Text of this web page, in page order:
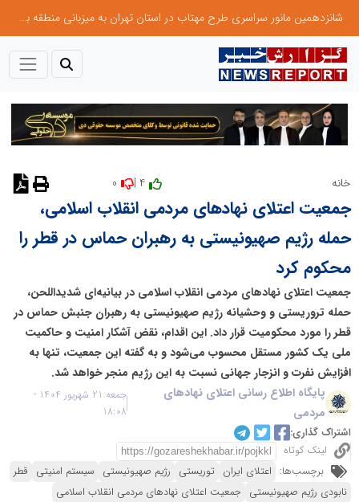
شانزدهمین مانور سراسری طرح مهتاب در استان تهران به میزبانی منطقه برق لواسان
خانه
جمعیت اعتلای نهادهای مردمی انقلاب اسلامی،
حمله رژیم صهیونیستی به رهبران حماس در قطر را
محکوم کرد
جمعیت اعتلای نهادهای مردمی انقلاب اسلامی در بیانیه‌ای شدیداللحن،
حمله تروریستی و وحشیانه رژیم صهیونیستی به رهبران جنبش حماس در
قطر را مورد محکومیت قرار داد. این اقدام، نقض آشکار امنیت و حاکمیت
ملی یک کشور مستقل محسوب می‌شود و به گفته این جمعیت، تنها به
افزایش نفرت و انزجار جهانی نسبت به این رژیم منجر خواهد شد.
پایگاه اطلاع رسانی اعتلای نهادهای
مردمی
جمعه 21 شهریور 1404 -
18:08
اشتراک گذاری:
لینک کوتاه
برچسب‌ها: اعتلای ایران توریستی رژیم صهیونیستی سیستم امنیتی قطر
نابودی رژیم صهیونیستی جمعیت اعتلای نهادهای مردمی انقلاب اسلامی